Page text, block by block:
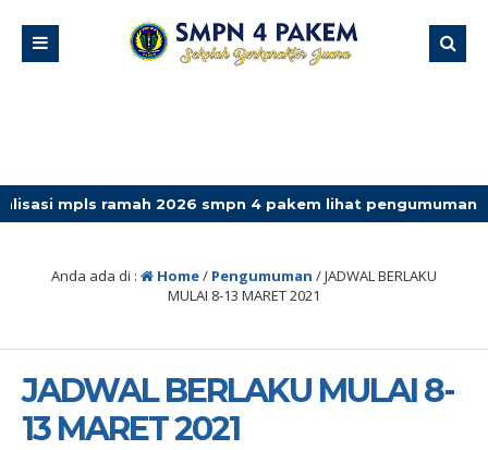
2026 smpn 4 pakem lihat pengumuman terbaru
Anda ada di : Home/ Pengumuman /JADWAL BERLAKU
MULAI 8-13 MARET 2021
JADWAL BERLAKU MULAI 8-
13 MARET 2021